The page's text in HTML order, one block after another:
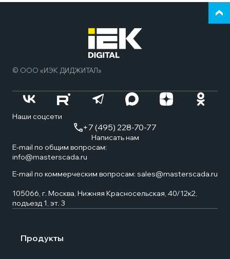
© ООО «ИЭК ДИДЖИТАЛ»
Продукты
+7 (495) 228-70-77
Написать нам
Наши соцсети
E-mail по общим вопросам:
info@masterscada.ru
E-mail по коммерческим вопросам: sales@masterscada.ru
105066, г. Москва, Нижняя Красносельская, 40/12к2,
подъезд 1, эт. 3